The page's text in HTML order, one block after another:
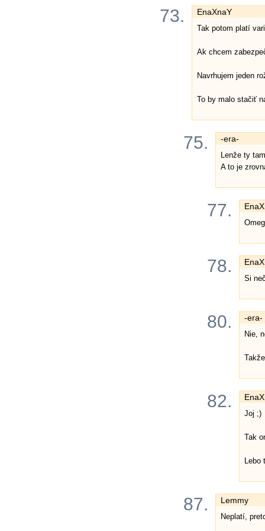
73. EnaXnaY
Tak potom platí
Ak chcem
Navrhujem jeden
To by malo stačiť
75. -era-
Lenže ty
A to je
77.
78.
Si
80. -era-
Nie,
82.
Joj ;)
Tak
Lebo
87. Lemmy
Neplatí,